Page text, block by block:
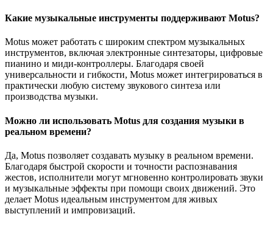
Какие музыкальные инструменты поддерживают Motus?
Motus может работать с широким спектром музыкальных
инструментов, включая электронные синтезаторы, цифровые
пианино и миди-контроллеры. Благодаря своей
универсальности и гибкости, Motus может интегрироваться в
практически любую систему звукового синтеза или
производства музыки.
Можно ли использовать Motus для создания музыки в
реальном времени?
Да, Motus позволяет создавать музыку в реальном времени.
Благодаря быстрой скорости и точности распознавания
жестов, исполнители могут мгновенно контролировать звуки
и музыкальные эффекты при помощи своих движений. Это
делает Motus идеальным инструментом для живых
выступлений и импровизаций.